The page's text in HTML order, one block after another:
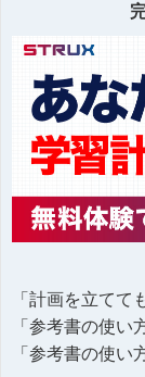
「計画を立てて
「参考書の使い
「参考書の使い